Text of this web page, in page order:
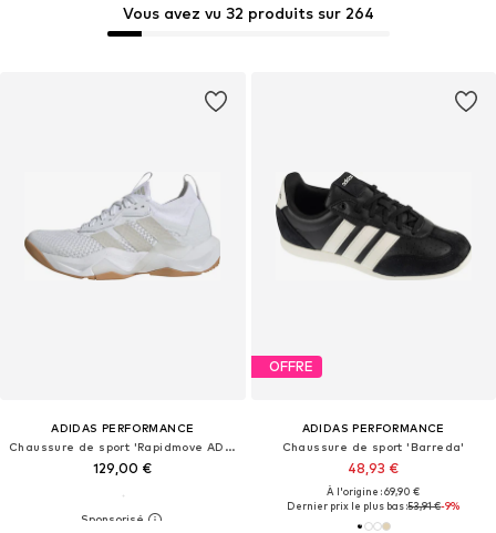
Vous avez vu 32 produits sur 264
ADIDAS PERFORMANCE
Chaussure de sport 'Rapidmove ADV 2'
129,00 €
OFFRE
ADIDAS PERFORMANCE
Chaussure de sport 'Barreda'
48,93 €
À l'origine : 69,90 €
Dernier prix le plus bas :53,91 €-9%